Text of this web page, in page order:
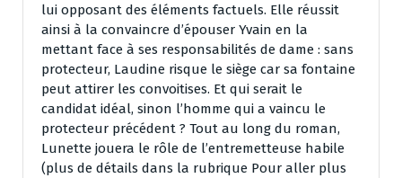
lui opposant des éléments factuels. Elle réussit
ainsi à la convaincre d’épouser Yvain en la
mettant face à ses responsabilités de dame : sans
protecteur, Laudine risque le siège car sa fontaine
peut attirer les convoitises. Et qui serait le
candidat idéal, sinon l’homme qui a vaincu le
protecteur précédent ? Tout au long du roman,
Lunette jouera le rôle de l’entremetteuse habile
(plus de détails dans la rubrique Pour aller plus